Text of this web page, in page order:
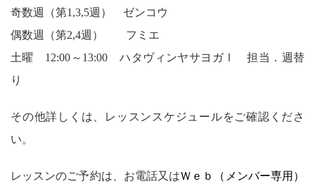
奇数週（第1,3,5週） ゼンコウ
偶数週（第2,4週） フミエ
土曜 12:00～13:00 ハタヴィンヤサヨガⅠ 担当．週替
り
その他詳しくは、レッスンスケジュールをご確認くださ
い。
レッスンのご予約は、お電話又はＷｅｂ（メンバー専用）